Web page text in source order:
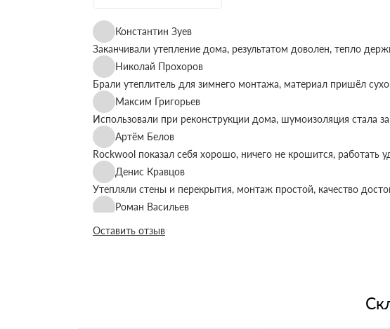
Константин Зуев
Заканчивали утепление дома, результатом доволен, тепло
Николай Прохоров
Брали утеплитель для зимнего монтажа, материал пришёл
Максим Григорьев
Использовали при реконструкции дома, шумоизоляция стала
Артём Белов
Rockwool показал себя хорошо, ничего не крошится, работать
Денис Кравцов
Утепляли стены и перекрытия, монтаж простой, качество
Роман Васильев
Материал соответствует описанию, после утепления расходы
Оставить отзыв